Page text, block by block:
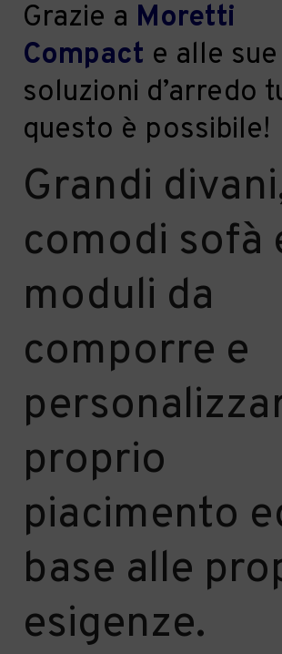
Grazie a Moretti
Compact e alle sue
soluzioni d’arredo
questo è possibile!
Grandi
comodi sofà
moduli da
comporre e
proprio
piacimento
base alle
esigenze.